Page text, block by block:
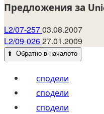
Предложения за
L2/07-25703.08.2007
L2/09-02627.01.2009
⬆️ Обратно в началото
сподели
сподели
сподели